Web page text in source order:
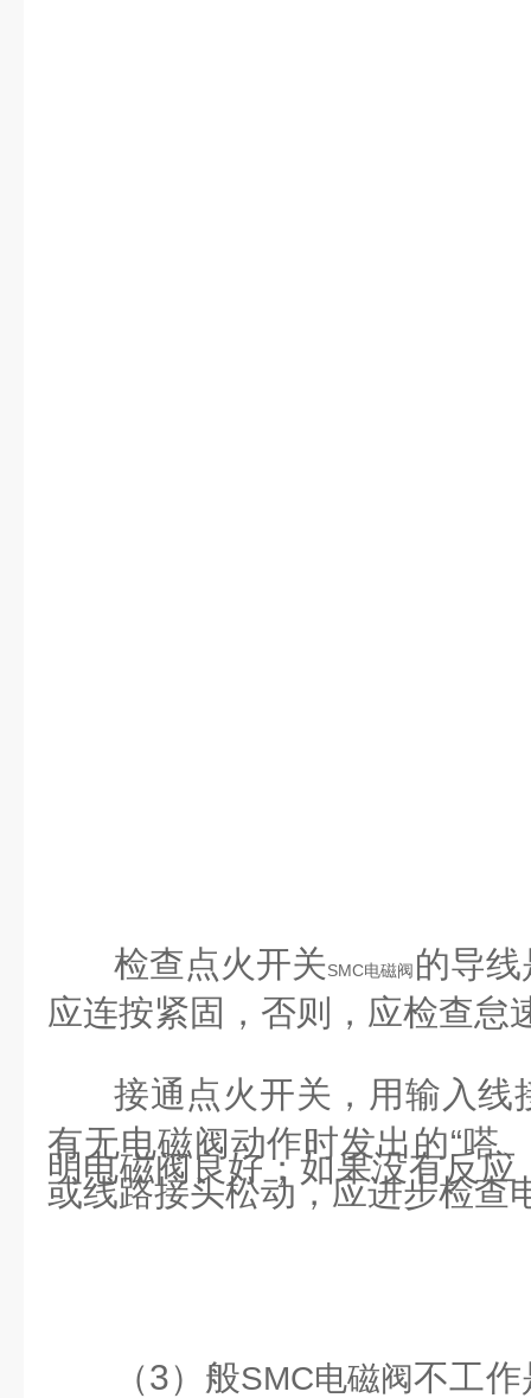
检查点火开关SMC电磁阀 的导
应连按紧固，否则，应检查怠
接通点火开关，用输入线
有无电磁阀动作时发出的“嗒
明电磁阀良好；如果没有反应
或线路接头松动，应进步检查
（3）般SMC电磁阀不工作